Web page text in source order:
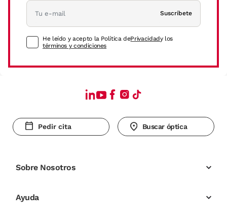
Suscríbete
He leído y acepto la Política dePrivacidady los
términos y condiciones
Pedir cita Buscar óptica
Sobre Nosotros
Ayuda